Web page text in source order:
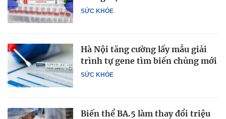
SỨC KHỎE
SỨC KHỎE
Hà Nội tăng cường lấy mẫu giải
trình tự gene tìm biến chủng mới
Biến thể BA.5 làm thay đổi triệu